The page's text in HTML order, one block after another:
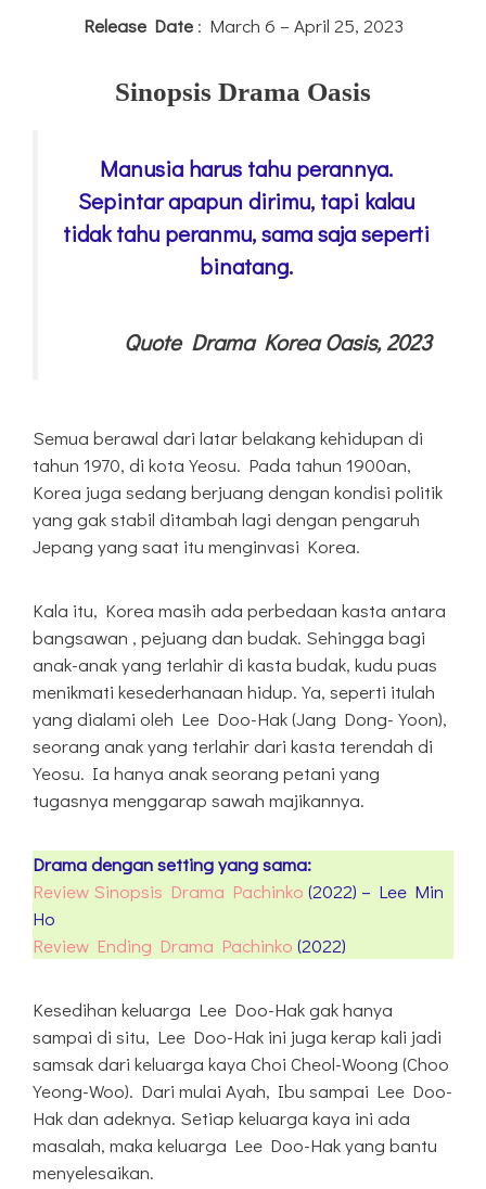
Release Date : March 6 – April 25, 2023
Sinopsis Drama Oasis
Manusia harus tahu perannya.
Sepintar apapun dirimu, tapi kalau
tidak tahu peranmu, sama saja seperti
binatang.
Quote Drama Korea Oasis, 2023
Semua berawal dari latar belakang kehidupan di
tahun 1970, di kota Yeosu. Pada tahun 1900an,
Korea juga sedang berjuang dengan kondisi politik
yang gak stabil ditambah lagi dengan pengaruh
Jepang yang saat itu menginvasi Korea.
Kala itu, Korea masih ada perbedaan kasta antara
bangsawan , pejuang dan budak. Sehingga bagi
anak-anak yang terlahir di kasta budak, kudu puas
menikmati kesederhanaan hidup. Ya, seperti itulah
yang dialami oleh Lee Doo-Hak (Jang Dong-Yoon),
seorang anak yang terlahir dari kasta terendah di
Yeosu. Ia hanya anak seorang petani yang
tugasnya menggarap sawah majikannya.
Drama dengan setting yang sama:
Review Sinopsis Drama Pachinko (2022) – Lee Min
Ho
Review Ending Drama Pachinko (2022)
Kesedihan keluarga Lee Doo-Hak gak hanya
sampai di situ, Lee Doo-Hak ini juga kerap kali jadi
samsak dari keluarga kaya Choi Cheol-Woong (Choo
Yeong-Woo). Dari mulai Ayah, Ibu sampai Lee Doo-
Hak dan adeknya. Setiap keluarga kaya ini ada
masalah, maka keluarga Lee Doo-Hak yang bantu
menyelesaikan.